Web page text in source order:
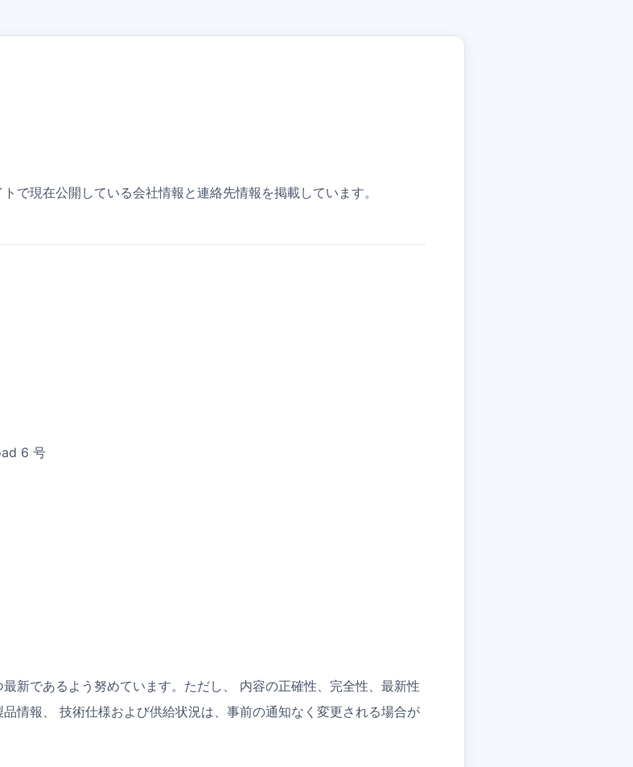
で現在公開している会社情報と連絡先情報を掲載しています。
6 号
新であるよう努めています。ただし、 内容の正確性、完全性、最新性
情報、 技術仕様および供給状況は、事前の通知なく変更される場合が